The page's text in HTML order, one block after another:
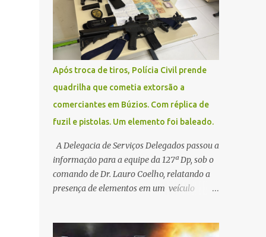
segunda-feira (2) para saberem o dia da
remarcação. Contamos com a compreensão
de toda população, pois se trata de uma
situação climática que foge ao controle da
administração pública.
Após troca de tiros, Polícia Civil prende
quadrilha que cometia extorsão a
comerciantes em Búzios. Com réplica de
fuzil e pistolas. Um elemento foi baleado.
A Delegacia de Serviços Delegados passou a
informação para a equipe da 127ª Dp, sob o
comando de Dr. Lauro Coelho, relatando a
presença de elementos em um veículo
Búzios, na manhã de sexta feira (05). De